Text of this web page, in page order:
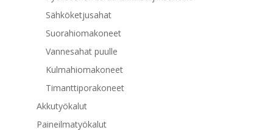
Sähköketjusahat
Suorahiomakoneet
Vannesahat puulle
Kulmahiomakoneet
Timanttiporakoneet
Akkutyökalut
Paineilmatyökalut